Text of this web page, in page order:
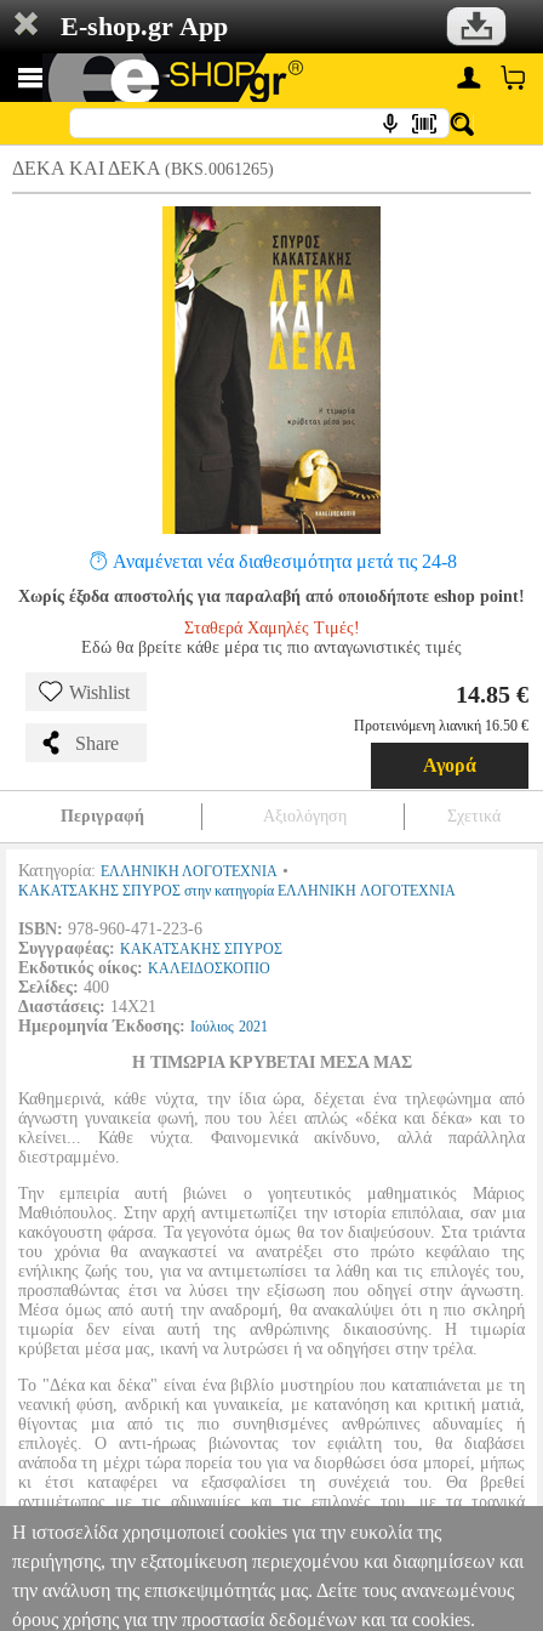
E-shop.gr App
ΔΕΚΑ ΚΑΙ ΔΕΚΑ (BKS.0061265)
Αναμένεται νέα διαθεσιμότητα μετά τις 24-8
Χωρίς έξοδα αποστολής για παραλαβή από οποιοδήποτε eshop point!
Σταθερά Χαμηλές Τιμές!
Εδώ θα βρείτε κάθε μέρα τις πιο ανταγωνιστικές τιμές
Wishlist
Share
14.85 €
Προτεινόμενη λιανική 16.50 €
Αγορά
Περιγραφή Αξιολόγηση Σχετικά
Κατηγορία: ΕΛΛΗΝΙΚΗ ΛΟΓΟΤΕΧΝΙΑ •
ΚΑΚΑΤΣΑΚΗΣ ΣΠΥΡΟΣ στην κατηγορία ΕΛΛΗΝΙΚΗ ΛΟΓΟΤΕΧΝΙΑ
ISBN: 978-960-471-223-6
Συγγραφέας: ΚΑΚΑΤΣΑΚΗΣ ΣΠΥΡΟΣ
Εκδοτικός οίκος: ΚΑΛΕΙΔΟΣΚΟΠΙΟ
Σελίδες: 400
Διαστάσεις: 14Χ21
Ημερομηνία Έκδοσης: Ιούλιος 2021
Η ΤΙΜΩΡΙΑ ΚΡΥΒΕΤΑΙ ΜΕΣΑ ΜΑΣ
Καθημερινά, κάθε νύχτα, την ίδια ώρα, δέχεται ένα τηλεφώνημα από
άγνωστη γυναικεία φωνή, που του λέει απλώς «δέκα και δέκα» και το
κλείνει... Κάθε νύχτα. Φαινομενικά ακίνδυνο, αλλά παράλληλα
διεστραμμένο.
Την εμπειρία αυτή βιώνει ο γοητευτικός μαθηματικός Μάριος
Μαθιόπουλος. Στην αρχή αντιμετωπίζει την ιστορία επιπόλαια, σαν μια
κακόγουστη φάρσα. Τα γεγονότα όμως θα τον διαψεύσουν. Στα τριάντα
του χρόνια θα αναγκαστεί να ανατρέξει στο πρώτο κεφάλαιο της
ενήλικης ζωής του, για να αντιμετωπίσει τα λάθη και τις επιλογές του,
προσπαθώντας έτσι να λύσει την εξίσωση που οδηγεί στην άγνωστη.
Μέσα όμως από αυτή την αναδρομή, θα ανακαλύψει ότι η πιο σκληρή
τιμωρία δεν είναι αυτή της ανθρώπινης δικαιοσύνης. Η τιμωρία
κρύβεται μέσα μας, ικανή να λυτρώσει ή να οδηγήσει στην τρέλα.
Το "Δέκα και δέκα" είναι ένα βιβλίο μυστηρίου που καταπιάνεται με τη
νεανική φύση, ανδρική και γυναικεία, με κατανόηση και κριτική ματιά,
θίγοντας μια από τις πιο συνηθισμένες ανθρώπινες αδυναμίες ή
επιλογές. Ο αντι-ήρωας βιώνοντας τον εφιάλτη του, θα διαβάσει
ανάποδα τη μέχρι τώρα πορεία του για να διορθώσει όσα μπορεί, μήπως
κι έτσι καταφέρει να εξασφαλίσει τη συνέχειά του. Θα βρεθεί
αντιμέτωπος με τις αδυναμίες και τις επιλογές του, με τα τραγικά
γεγονότα που προκάλεσε με τη συμπεριφορά του, χωρίς να το ξέρει. Για
να ξέρεις όμως, όταν φεύγεις, πρέπει να κοιτάζεις πίσω...
ΔΕΚΑ ΚΑΙ ΔΕΚΑ BKS.0061265 BKS.0061265 ΚΑΚΑΤΣΑΚΗΣ
ΣΠΥΡΟΣ ΚΑΚΑΤΣΑΚΗΣ ΣΠΥΡΟΣ ΕΛΛΗΝΙΚΗ ΛΟΓΟΤΕΧΝΙΑ
Η ιστοσελίδα χρησιμοποιεί cookies για την ευκολία της
περιήγησης, την εξατομίκευση περιεχομένου και διαφημίσεων και
την ανάλυση της επισκεψιμότητάς μας. Δείτε τους ανανεωμένους
όρους χρήσης για την προστασία δεδομένων και τα cookies.